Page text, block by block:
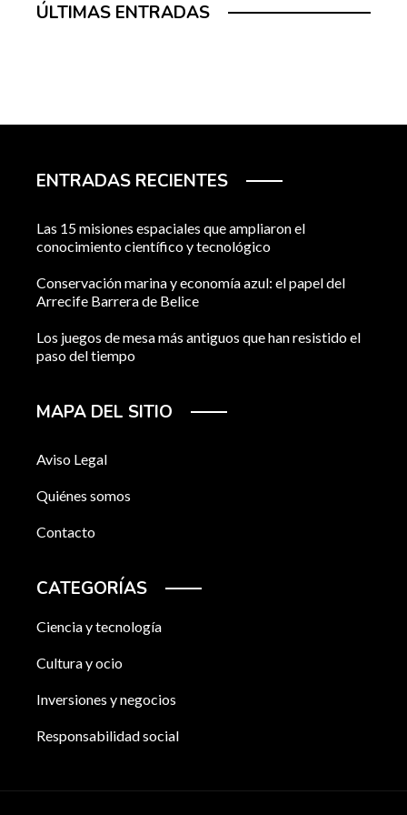
ÚLTIMAS ENTRADAS
ENTRADAS RECIENTES
Las 15 misiones espaciales que ampliaron el
conocimiento científico y tecnológico
Conservación marina y economía azul: el papel del
Arrecife Barrera de Belice
Los juegos de mesa más antiguos que han resistido el
paso del tiempo
MAPA DEL SITIO
Aviso Legal
Quiénes somos
Contacto
CATEGORÍAS
Ciencia y tecnología
Cultura y ocio
Inversiones y negocios
Responsabilidad social